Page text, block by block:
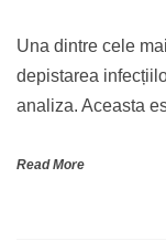
Una dintre cele
depistarea
analiza. Aceasta
Read More